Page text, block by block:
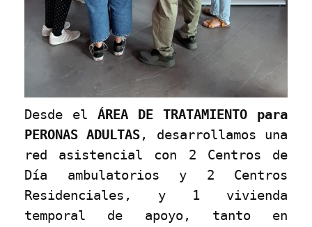
Desde el ÁREA DE TRATAMIENTO para
PERONAS ADULTAS, desarrollamos una
red asistencial con 2 Centros de
Día ambulatorios y 2 Centros
Residenciales, y 1 vivienda
temporal de apoyo, tanto en